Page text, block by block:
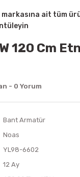
markasına ait tüm
120 Cm
- 0 Yorum
Bant Armatür
Noas
YL98-6602
12 Ay